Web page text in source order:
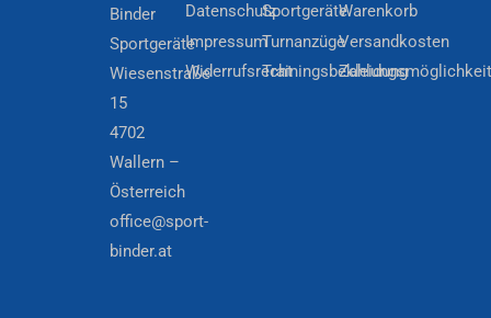
Binder
Sportgeräte
Wiesenstraße
15
4702
Wallern –
Österreich
office@sport-
binder.at
Datenschutz
Impressum
Widerrufsrecht
Sportgeräte
Turnanzüge
Trainingsbekleidung
Warenkorb
Versandkosten